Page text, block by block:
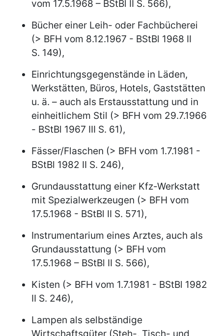
vom 17.5.1968 – BStBl II S. 566),
Bücher einer Leih- oder Fachbücherei
(> BFH vom 8.12.1967 - BStBl 1968 II
S. 149),
Einrichtungsgegenstände in Läden,
Werkstätten, Büros, Hotels, Gaststätten
u. ä. – auch als Erstausstattung und in
einheitlichem Stil (> BFH vom 29.7.1966
- BStBl 1967 III S. 61),
Fässer/Flaschen (> BFH vom 1.7.1981 -
BStBl 1982 II S. 246),
Grundausstattung einer Kfz-Werkstatt
mit Spezialwerkzeugen (> BFH vom
17.5.1968 - BStBl II S. 571),
Instrumentarium eines Arztes, auch als
Grundausstattung (> BFH vom
17.5.1968 – BStBl II S. 566),
Kisten (> BFH vom 1.7.1981 - BStBl 1982
II S. 246),
Lampen als selbständige
Wirtschaftsgüter (Steh-, Tisch- und